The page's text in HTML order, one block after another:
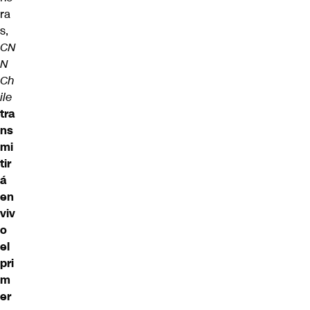
ra
s,
CN
N
Ch
ile
tra
ns
mi
tir
á
en
viv
o
el
pri
m
er